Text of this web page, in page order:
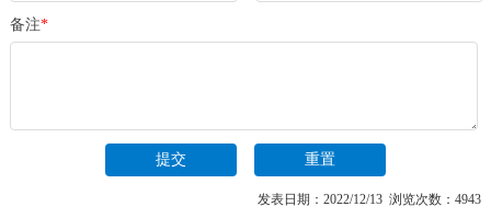
备注*
发表日期：2022/12/13 浏览次数：4943